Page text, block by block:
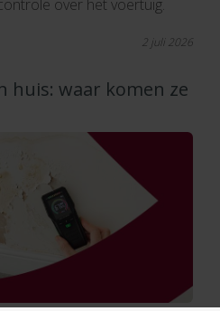
over het voertuig.
2 juli 2026
huis: waar komen ze